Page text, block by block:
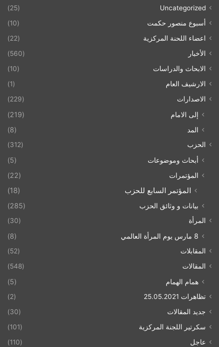
Uncategorized
(25)
أسبوع منصور حكمت
(10)
اعضاء اللحنة المركزية
(22)
الأخبار
(560)
الابحاث والدراسات
(10)
الارشيف العام
(1)
الاصدارات
(229)
إلى الامام
(219)
المد
(8)
الحزب (312)
أبحاث وموضوعات
(5)
المؤتمرات
(22)
المؤتمر السابع للحزب (18)
بيانات و وثائق الحزب (285)
المرأة (30)
8 مارس يوم المرأة العالمي (8)
المقابلات
(52)
المقالات
(548)
همام الهمام (5)
تظاهرات 25.05.2021
(2)
جديد المقالات
(30)
سكرتير اللجنة المركزية
(101)
عاجل
(110)